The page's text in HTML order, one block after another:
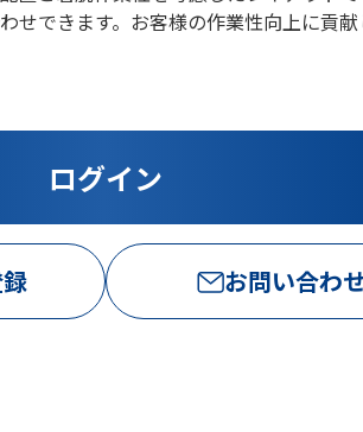
せできます。お客様の作業性向上に貢
お問い合わ